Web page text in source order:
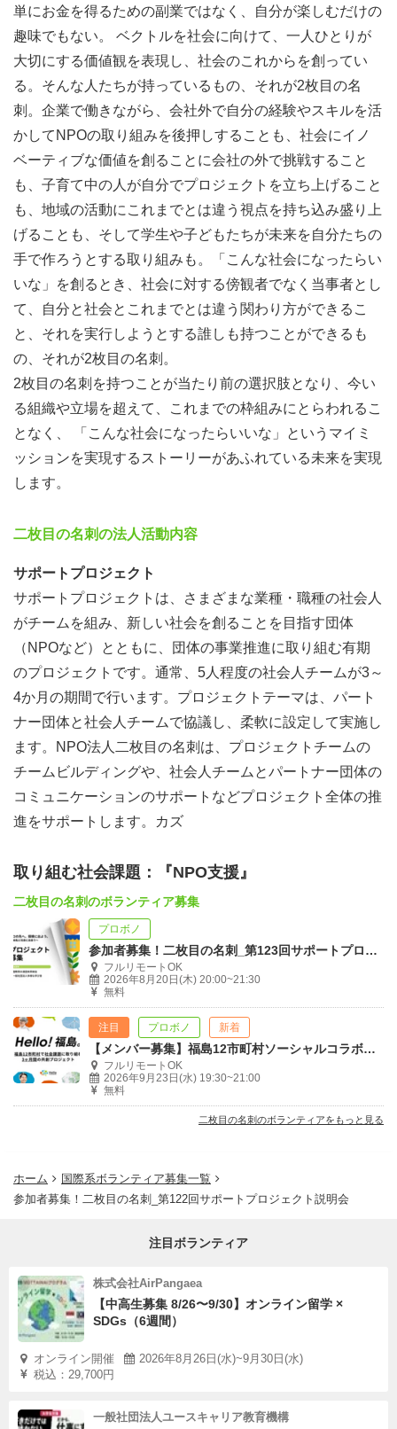
単にお金を得るための副業ではなく、自分が楽しむだけの
趣味でもない。 ベクトルを社会に向けて、一人ひとりが
大切にする価値観を表現し、社会のこれからを創ってい
る。そんな人たちが持っているもの、それが2枚目の名
刺。企業で働きながら、会社外で自分の経験やスキルを活
かしてNPOの取り組みを後押しすることも、社会にイノ
ベーティブな価値を創ることに会社の外で挑戦すること
も、子育て中の人が自分でプロジェクトを立ち上げること
も、地域の活動にこれまでとは違う視点を持ち込み盛り上
げることも、そして学生や子どもたちが未来を自分たちの
手で作ろうとする取り組みも。「こんな社会になったらい
いな」を創るとき、社会に対する傍観者でなく当事者とし
て、自分と社会とこれまでとは違う関わり方ができるこ
と、それを実行しようとする誰しも持つことができるも
の、それが2枚目の名刺。
2枚目の名刺を持つことが当たり前の選択肢となり、今い
る組織や立場を超えて、これまでの枠組みにとらわれるこ
となく、 「こんな社会になったらいいな」というマイミ
ッションを実現するストーリーがあふれている未来を実現
します。
二枚目の名刺の法人活動内容
サポートプロジェクト
サポートプロジェクトは、さまざまな業種・職種の社会人
がチームを組み、新しい社会を創ることを目指す団体
（NPOなど）とともに、団体の事業推進に取り組む有期
のプロジェクトです。通常、5人程度の社会人チームが3～
4か月の期間で行います。プロジェクトテーマは、パート
ナー団体と社会人チームで協議し、柔軟に設定して実施し
ます。NPO法人二枚目の名刺は、プロジェクトチームの
チームビルディングや、社会人チームとパートナー団体の
コミュニケーションのサポートなどプロジェクト全体の推
進をサポートします。カズ
取り組む社会課題：『NPO支援』
二枚目の名刺のボランティア募集
プロボノ
参加者募集！二枚目の名刺_第123回サポートプロジェクト説明会
フルリモートOK
2026年8月20日(木) 20:00~21:30
無料
注目 プロボノ 新着
【メンバー募集】福島12市町村ソーシャルコラボレーションプロジェクトvol.2
フルリモートOK
2026年9月23日(水) 19:30~21:00
無料
二枚目の名刺のボランティアをもっと見る
ホーム
国際系ボランティア募集一覧
参加者募集！二枚目の名刺_第122回サポートプロジェクト説明会
注目ボランティア
株式会社AirPangaea
【中高生募集 8/26〜9/30】オンライン留学 ×
SDGs（6週間）
オンライン開催
2026年8月26日(水)~9月30日(水)
税込：29,700円
一般社団法人ユースキャリア教育機構